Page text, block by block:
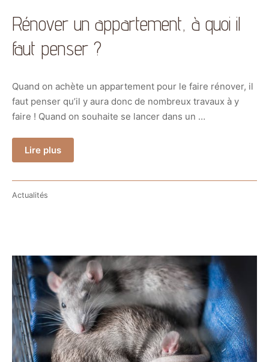
Rénover un appartement, à quoi il
faut penser ?
Quand on achète un appartement pour le faire rénover, il
faut penser qu’il y aura donc de nombreux travaux à y
faire ! Quand on souhaite se lancer dans un …
Lire plus
Actualités